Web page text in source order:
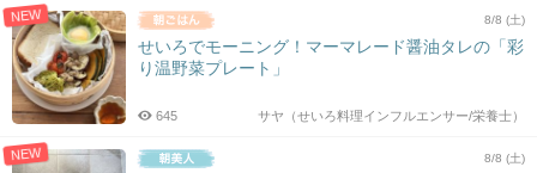
NEW 8/8 (土)
せいろでモーニング！マーマレード醤油タレの「彩
り温野菜プレート」
サヤ（せいろ料理インフルエンサー/栄養士）
645
NEW 8/8 (土)